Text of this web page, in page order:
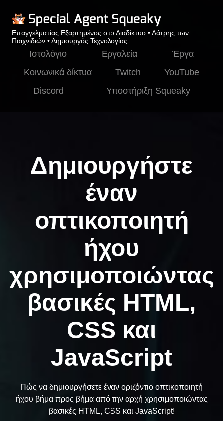
Επαγγελματίας Εξαρτημένος στο Διαδίκτυο • Λάτρης των
Παιχνιδιών • Δημιουργός Τεχνολογίας
Ιστολόγιο Εργαλεία
Έργα
Κοινωνικά δίκτυα
Twitch
YouTube
Discord
Υποστήριξη Squeaky
Δημιουργήστε
έναν
οπτικοποιητή
ήχου
χρησιμοποιώντας
βασικές HTML,
CSS και
JavaScript
Πώς να δημιουργήσετε έναν οριζόντιο οπτικοποιητή
ήχου βήμα προς βήμα από την αρχή χρησιμοποιώντας
βασικές HTML, CSS και JavaScript!